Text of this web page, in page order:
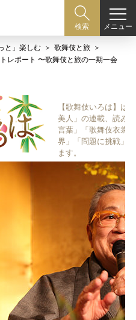
検索 メニュー
と」楽しむ
歌舞伎と旅
レポート 〜歌舞伎と旅の一期一会
【歌舞伎いろは】は
美人」の連載、読み
言葉」「歌舞伎衣裳
界」「問題に挑戦」
ます。